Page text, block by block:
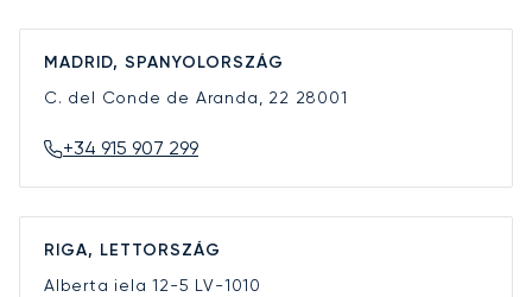
MADRID, SPANYOLORSZÁG
C. del Conde de Aranda, 22 28001
+34 915 907 299
RIGA, LETTORSZÁG
Alberta iela 12-5 LV-1010